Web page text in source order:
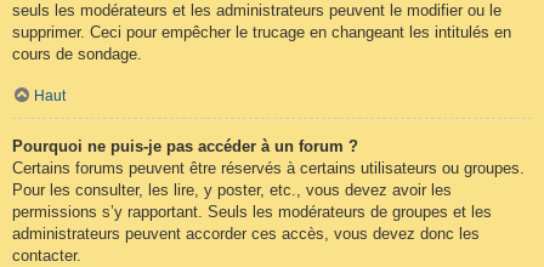
seuls les modérateurs et les administrateurs peuvent le modifier ou le
supprimer. Ceci pour empêcher le trucage en changeant les intitulés en
cours de sondage.
Haut
Pourquoi ne puis-je pas accéder à un forum ?
Certains forums peuvent être réservés à certains utilisateurs ou groupes.
Pour les consulter, les lire, y poster, etc., vous devez avoir les
permissions s’y rapportant. Seuls les modérateurs de groupes et les
administrateurs peuvent accorder ces accès, vous devez donc les
contacter.